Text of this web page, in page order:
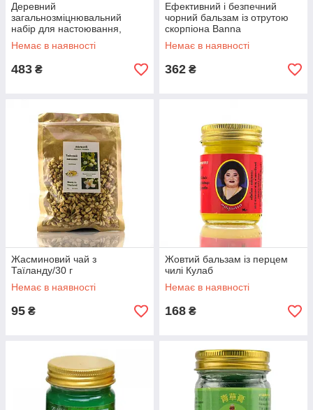
Деревний
загальнозміцнювальний
набір для настоювання,
Натуральний вітамінний збір
для чоловіків Да Мая Ру Лом
Немає в наявності
483 ₴
Ефективний і безпечний
чорний бальзам із отрутою
скорпіона Banna
Немає в наявності
362 ₴
Жасминовий чай з
Таїланду/30 г
Немає в наявності
95 ₴
Жовтий бальзам із перцем
чилі Кулаб
Немає в наявності
168 ₴